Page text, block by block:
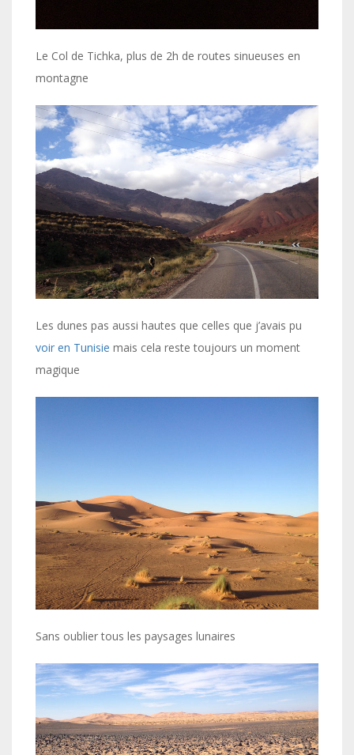
Le Col de Tichka, plus de 2h de routes sinueuses en
montagne
Les dunes pas aussi hautes que celles que j’avais pu
voir en Tunisie mais cela reste toujours un moment
magique
Sans oublier tous les paysages lunaires